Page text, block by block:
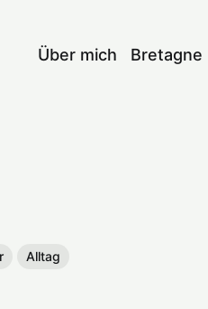
Über mich Bretagne
Alltag